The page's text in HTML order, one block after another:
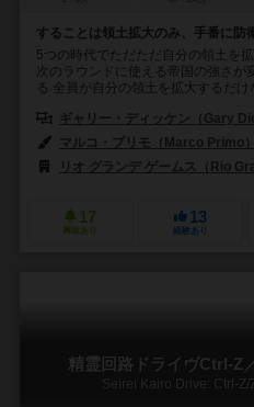
することは領土拡大のみ、手番に防
5つの時代でただただ自分の領土を
次のラウンドに使える帝国の強さが
る 全員が自分の領土を拡大するだけ
ギャリー・ディッケン（Gary
マルコ・プリモ（Marco Primo）
リオ グランデ ゲームス（Rio
17
興味あり
13
経験あり
精霊回路ドライヴCtrl-Z
Seirei Kairo Drive: Ctrl-